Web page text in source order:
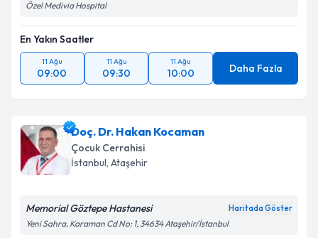
Özel Medivia Hospital
En Yakın Saatler
11 Ağu
09:00
11 Ağu
09:30
11 Ağu
10:00 Daha Fazla
Doç. Dr. Hakan Kocaman
Çocuk Cerrahisi
İstanbul, Ataşehir
Memorial Göztepe Hastanesi Haritada Göster
Yeni Sahra, Karaman Cd No: 1, 34634 Ataşehir/İstanbul